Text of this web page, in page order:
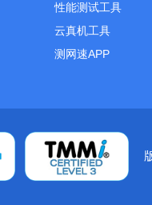
性能测试工具
云真机工具
测网速APP